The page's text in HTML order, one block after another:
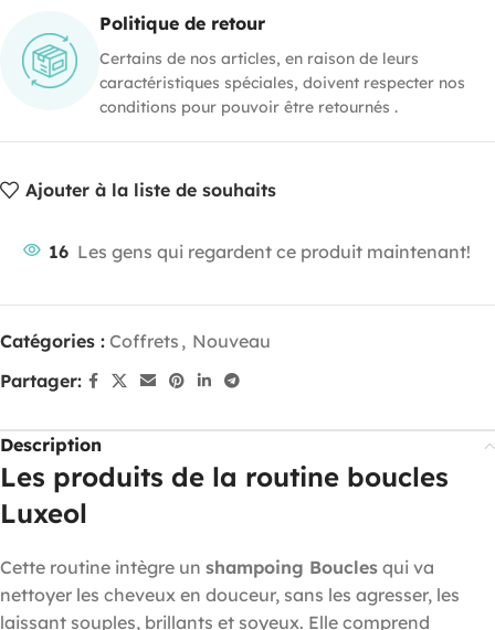
Politique de retour
Certains de nos articles, en raison de leurs
caractéristiques spéciales, doivent respecter nos
conditions pour pouvoir être retournés .
Ajouter à la liste de souhaits
16 Les gens qui regardent ce produit maintenant!
Catégories : Coffrets , Nouveau
Partager:
Description
Les produits de la routine boucles
Luxeol
Cette routine intègre un shampoing Boucles qui va
nettoyer les cheveux en douceur, sans les agresser, les
laissant souples, brillants et soyeux. Elle comprend